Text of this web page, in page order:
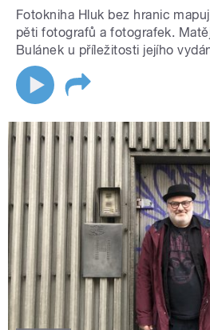
Fotokniha Hluk bez hranic
pěti fotografů a fotografek.
Bulánek u příležitosti jejího